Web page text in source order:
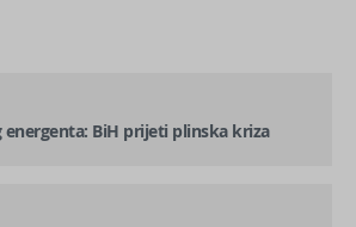
energenta: BiH prijeti plinska kriza